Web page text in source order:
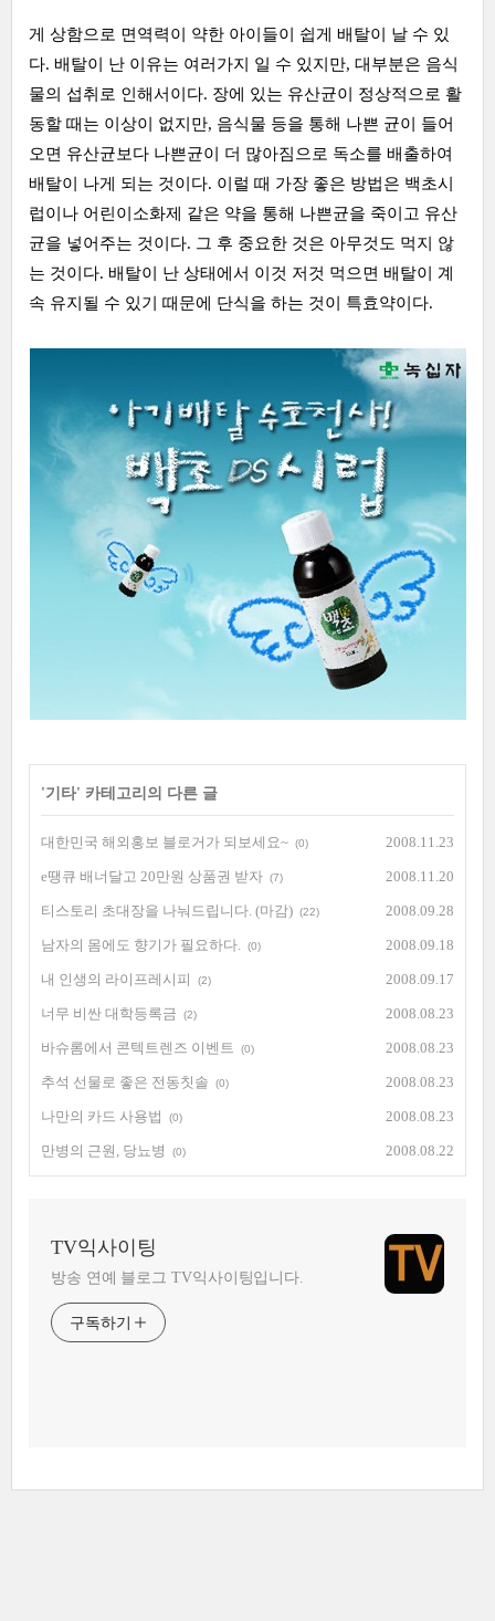
게 상함으로 면역력이 약한 아이들이 쉽게 배탈이 날 수 있
다. 배탈이 난 이유는 여러가지 일 수 있지만, 대부분은 음식
물의 섭취로 인해서이다. 장에 있는 유산균이 정상적으로 활
동할 때는 이상이 없지만, 음식물 등을 통해 나쁜 균이 들어
오면 유산균보다 나쁜균이 더 많아짐으로 독소를 배출하여
배탈이 나게 되는 것이다. 이럴 때 가장 좋은 방법은 백초시
럽이나 어린이소화제 같은 약을 통해 나쁜균을 죽이고 유산
균을 넣어주는 것이다. 그 후 중요한 것은 아무것도 먹지 않
는 것이다. 배탈이 난 상태에서 이것 저것 먹으면 배탈이 계
속 유지될 수 있기 때문에 단식을 하는 것이 특효약이다.
'기타' 카테고리의 다른 글
대한민국 해외홍보 블로거가 되보세요~ (0) 2008.11.23
e땡큐 배너달고 20만원 상품권 받자 (7) 2008.11.20
티스토리 초대장을 나눠드립니다. (마감) (22) 2008.09.28
남자의 몸에도 향기가 필요하다. (0) 2008.09.18
내 인생의 라이프레시피 (2) 2008.09.17
너무 비싼 대학등록금 (2) 2008.08.23
바슈롬에서 콘텍트렌즈 이벤트 (0) 2008.08.23
추석 선물로 좋은 전동칫솔 (0) 2008.08.23
나만의 카드 사용법 (0) 2008.08.23
만병의 근원, 당뇨병 (0) 2008.08.22
TV익사이팅
방송 연예 블로그 TV익사이팅입니다.
구독하기